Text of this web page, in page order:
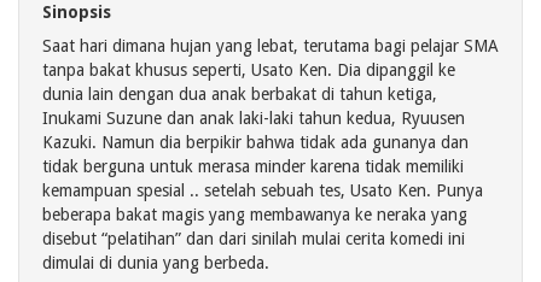
Sinopsis
Saat hari dimana hujan yang lebat, terutama bagi pelajar SMA
tanpa bakat khusus seperti, Usato Ken. Dia dipanggil ke
dunia lain dengan dua anak berbakat di tahun ketiga,
Inukami Suzune dan anak laki-laki tahun kedua, Ryuusen
Kazuki. Namun dia berpikir bahwa tidak ada gunanya dan
tidak berguna untuk merasa minder karena tidak memiliki
kemampuan spesial .. setelah sebuah tes, Usato Ken. Punya
beberapa bakat magis yang membawanya ke neraka yang
disebut “pelatihan” dan dari sinilah mulai cerita komedi ini
dimulai di dunia yang berbeda.